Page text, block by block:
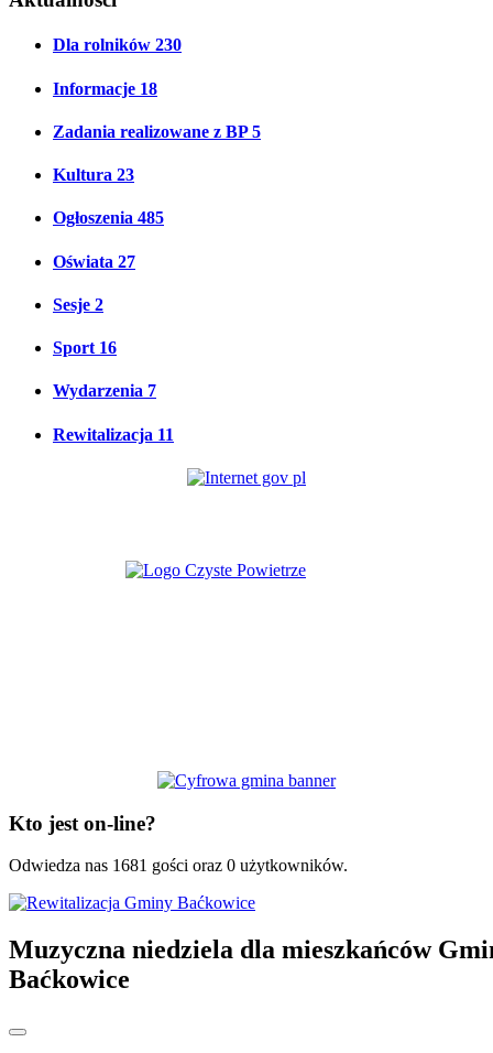
Dla rolników 230
Informacje 18
Zadania realizowane z BP5
Kultura 23
Ogłoszenia 485
Oświata 27
Sesje 2
Sport 16
Wydarzenia 7
Rewitalizacja 11
Kto jest on-line?
Odwiedza nas 1681 gości oraz 0 użytkowników.
Muzyczna niedziela dla mieszkańców
Baćkowice